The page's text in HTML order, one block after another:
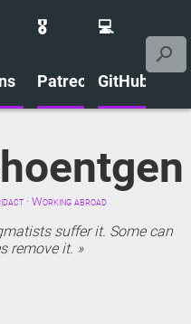
🎖️
Patreon
💻
GitHub
· Working abroad
suffer it. Some can
remove it.